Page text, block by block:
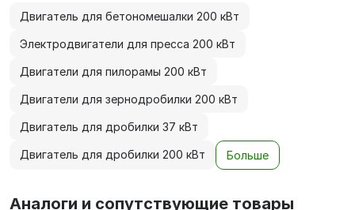
Двигатель для бетономешалки 200 кВт
Электродвигатели для пресса 200 кВт
Двигатели для пилорамы 200 кВт
Двигатели для зернодробилки 200 кВт
Двигатель для дробилки 37 кВт
Двигатель для дробилки 200 кВт Больше
Аналоги и сопутствующие товары